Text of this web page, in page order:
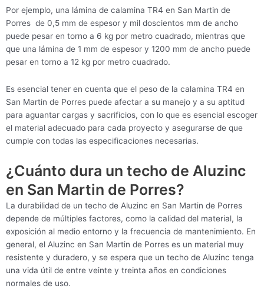
Por ejemplo, una lámina de calamina TR4 en San Martin de
Porres de 0,5 mm de espesor y mil doscientos mm de ancho
puede pesar en torno a 6 kg por metro cuadrado, mientras que
que una lámina de 1 mm de espesor y 1200 mm de ancho puede
pesar en torno a 12 kg por metro cuadrado.
Es esencial tener en cuenta que el peso de la calamina TR4 en
San Martin de Porres puede afectar a su manejo y a su aptitud
para aguantar cargas y sacrificios, con lo que es esencial escoger
el material adecuado para cada proyecto y asegurarse de que
cumple con todas las especificaciones necesarias.
¿Cuánto dura un techo de Aluzinc
en San Martin de Porres?
La durabilidad de un techo de Aluzinc en San Martin de Porres
depende de múltiples factores, como la calidad del material, la
exposición al medio entorno y la frecuencia de mantenimiento. En
general, el Aluzinc en San Martin de Porres es un material muy
resistente y duradero, y se espera que un techo de Aluzinc tenga
una vida útil de entre veinte y treinta años en condiciones
normales de uso.